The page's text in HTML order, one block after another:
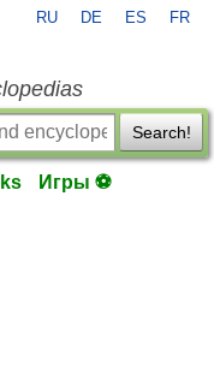
RU DE ES FR
Search!
Игры ⚽